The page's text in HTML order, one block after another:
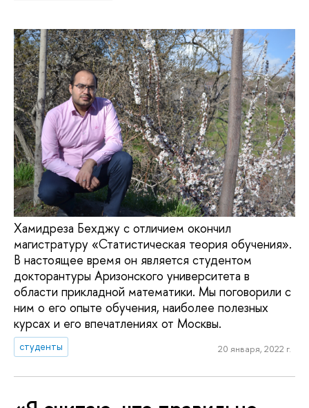
Хамидреза Бехджу с отличием окончил
магистратуру «Статистическая теория обучения».
В настоящее время он является студентом
докторантуры Аризонского университета в
области прикладной математики. Мы поговорили с
ним о его опыте обучения, наиболее полезных
курсах и его впечатлениях от Москвы.
студенты 20 января, 2022 г.